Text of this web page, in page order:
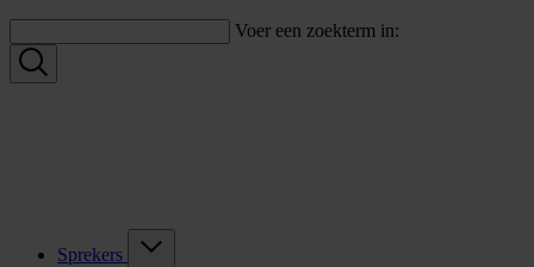
Voer een zoekterm in:
Sprekers